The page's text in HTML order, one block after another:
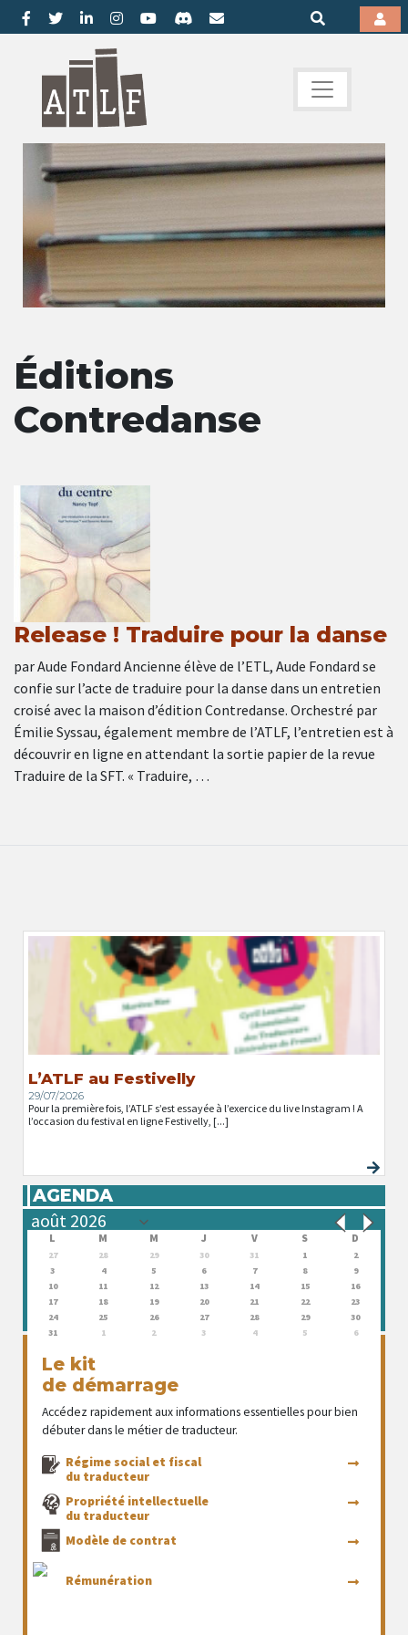
Éditions
Contredanse
Release ! Traduire pour la danse
par Aude Fondard Ancienne élève de l’ETL, Aude Fondard se
confie sur l’acte de traduire pour la danse dans un entretien
croisé avec la maison d’édition Contredanse. Orchestré par
Émilie Syssau, également membre de l’ATLF, l’entretien est à
découvrir en ligne en attendant la sortie papier de la revue
Traduire de la SFT. « Traduire, …
L’ATLF au Festivelly
29/07/2026
Pour la première fois, l’ATLF s’est essayée à l’exercice du live Instagram ! A
l’occasion du festival en ligne Festivelly, [...]
AGENDA
L M M J V S D
27 28 29 30 31 1
2
3
4 5 6 7 8
9
10
11 12 13 14 15
16
17
18 19 20 21 22
23
24
25 26 27 28 29
30
31
1 2 3 4 5 6
Le kit
de démarrage
Accédez rapidement aux informations essentielles pour bien
débuter dans le métier de traducteur.
Régime social et fiscal
du traducteur
Propriété intellectuelle
du traducteur
Modèle de contrat
Rémunération